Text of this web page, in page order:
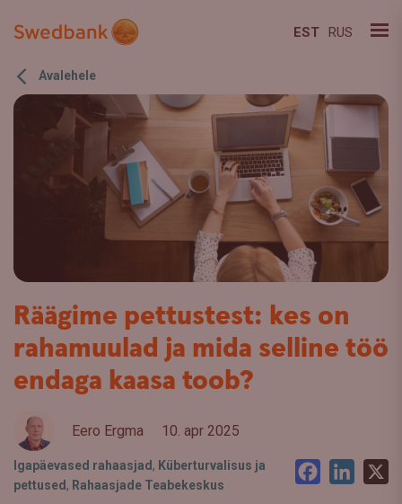
EST RUS
Avalehele
Räägime pettustest: kes on
rahamuulad ja mida selline töö
endaga kaasa toob?
Eero Ergma 10. apr 2025
Igapäevased rahaasjad , Küberturvalisus ja
pettused , Rahaasjade Teabekeskus
Facebook